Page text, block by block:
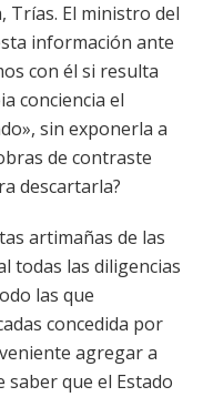
Trías. El ministro del
información ante
con él si resulta
conciencia el
sin exponerla a
de contraste
descartarla?
artimañas de las
todas las diligencias
las que
concedida por
agregar a
que el Estado